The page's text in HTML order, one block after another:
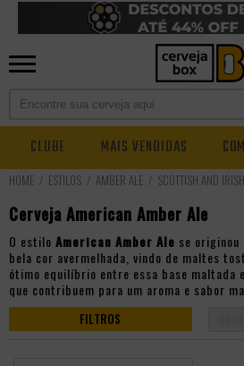
CLUBE MAIS VENDIDAS
ESTILOS AMBER ALE SCOTTISH AND
Cerveja American Amber Ale
O estilo American Amber Ale se
bela cor avermelhada, vindo de maltes
ótimo equilíbrio entre essa base maltada
que contribuem para um aroma e sabor
FILTROS